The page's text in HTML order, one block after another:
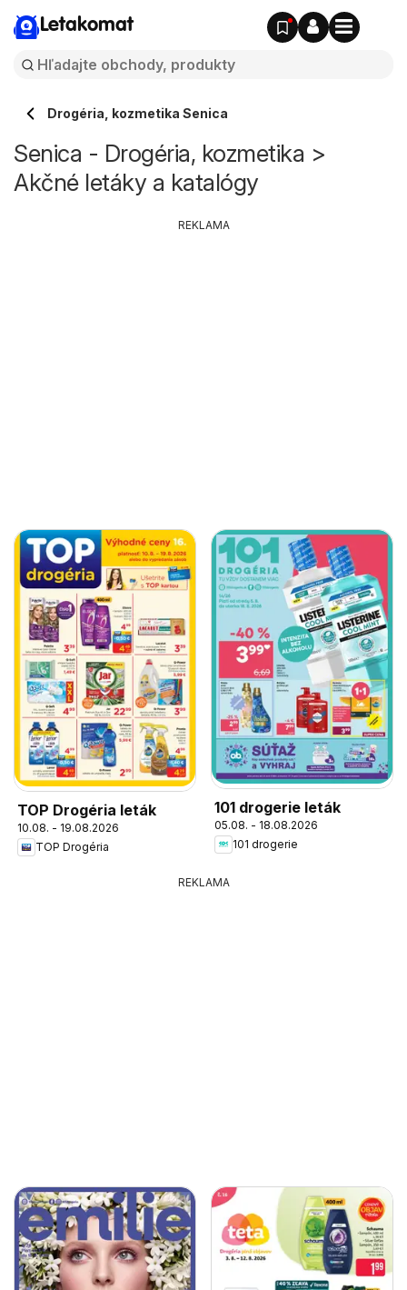
Letakomat
Drogéria, kozmetika Senica
Senica - Drogéria, kozmetika >
Akčné letáky a katalógy
TOP Drogéria leták
10.08. - 19.08.2026
TOP Drogéria
101 drogerie leták
05.08. - 18.08.2026
101 drogerie
REKLAMA
REKLAMA